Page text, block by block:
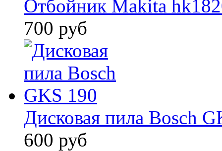
Отбойник Makita
700 руб
Дисковая пила Bosch
600 руб